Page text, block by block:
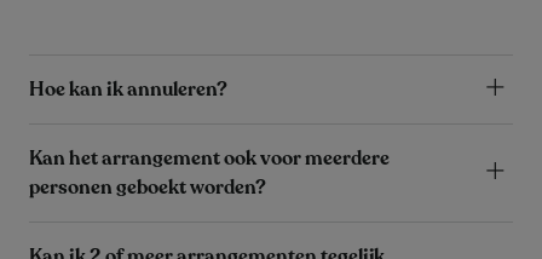
Hoe kan ik annuleren?
Kan het arrangement ook voor meerdere
personen geboekt worden?